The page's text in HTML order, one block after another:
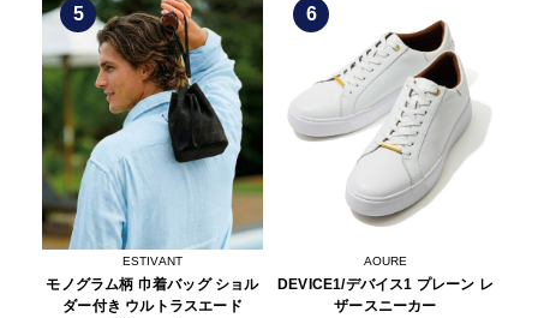
5
ESTIVANT
モノグラム柄 巾着バッグ ショル
ダー付き ウルトラスエード
6
AOURE
DEVICE1/デバイス1 プレーン レ
ザースニーカー